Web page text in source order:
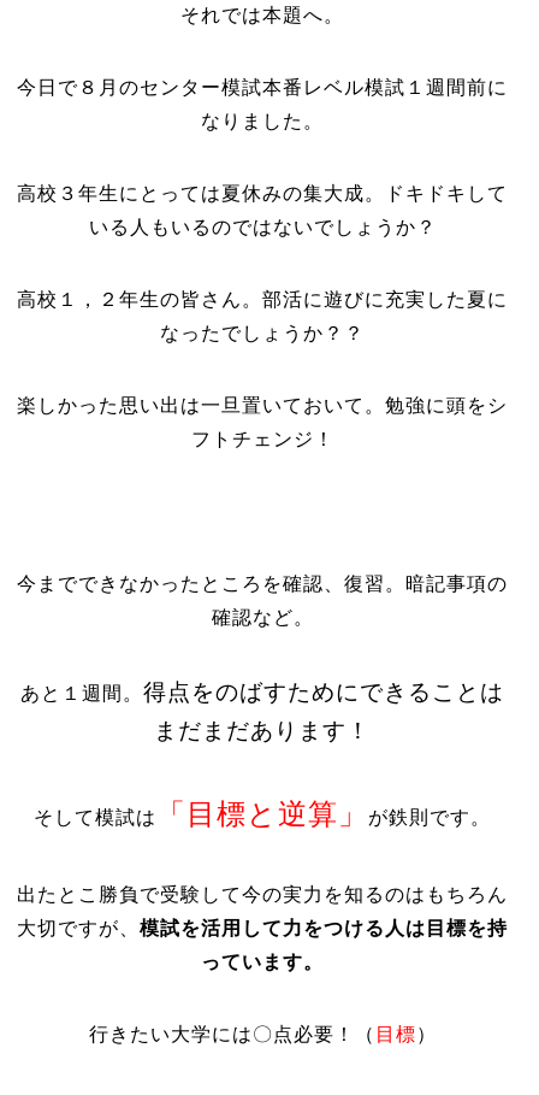
それでは本題へ。
今日で８月のセンター模試本番レベル模試１週間前に
なりました。
高校３年生にとっては夏休みの集大成。ドキドキして
いる人もいるのではないでしょうか？
高校１，２年生の皆さん。部活に遊びに充実した夏に
なったでしょうか？？
楽しかった思い出は一旦置いておいて。勉強に頭をシ
フトチェンジ！
今までできなかったところを確認、復習。暗記事項の
確認など。
あと１週間。得点をのばすためにできることは
まだまだあります！
そして模試は 「目標と逆算」 が鉄則です。
出たとこ勝負で受験して今の実力を知るのはもちろん
大切ですが、模試を活用して力をつける人は目標を持
っています。
行きたい大学には〇点必要！（ 目標）